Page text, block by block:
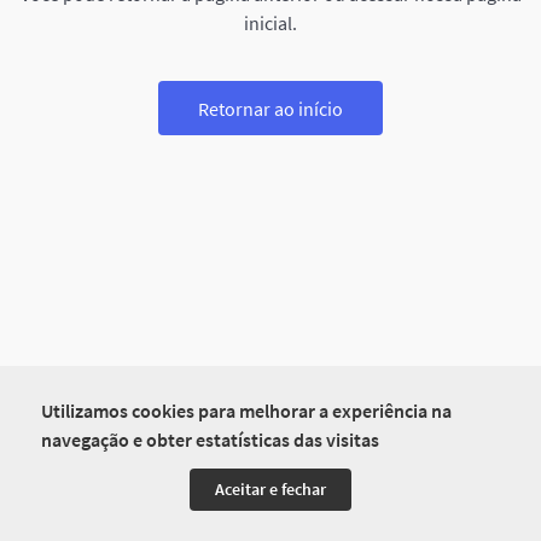
Utilizamos cookies para melhorar a experiência na
navegação e obter estatísticas das visitas
Aceitar e fechar
inicial.
Retornar ao início